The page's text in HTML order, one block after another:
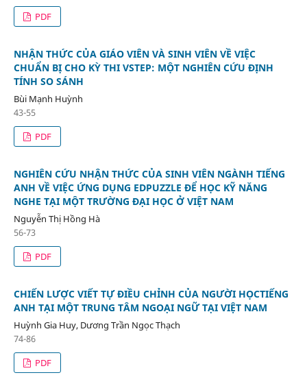
PDF
NHẬN THỨC CỦA GIÁO VIÊN VÀ SINH VIÊN VỀ VIỆC
CHUẨN BỊ CHO KỲ THI VSTEP: MỘT NGHIÊN CỨU ĐỊNH
TÍNH SO SÁNH
Bùi Mạnh Huỳnh
43-55
PDF
NGHIÊN CỨU NHẬN THỨC CỦA SINH VIÊN NGÀNH TIẾNG
ANH VỀ VIỆC ỨNG DỤNG EDPUZZLE ĐỂ HỌC KỸ NĂNG
NGHE TẠI MỘT TRƯỜNG ĐẠI HỌC Ở VIỆT NAM
Nguyễn Thị Hồng Hà
56-73
PDF
CHIẾN LƯỢC VIẾT TỰ ĐIỀU CHỈNH CỦA NGƯỜI HỌCTIẾNG
ANH TẠI MỘT TRUNG TÂM NGOẠI NGỮ TẠI VIỆT NAM
Huỳnh Gia Huy, Dương Trần Ngọc Thạch
74-86
PDF